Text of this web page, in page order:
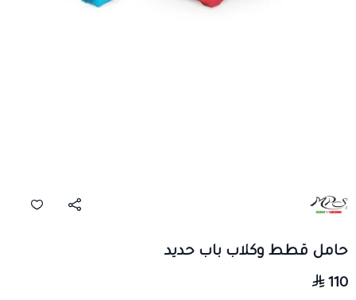
حامل قطط وكلاب باب حديد
110